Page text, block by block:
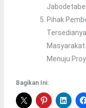
Pihak
Masyarakat
Menuju
Bagikan Ini: